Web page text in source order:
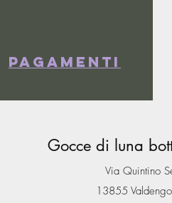
Pagamenti
Gocce di luna
Via Quintino
13855 Valdengo